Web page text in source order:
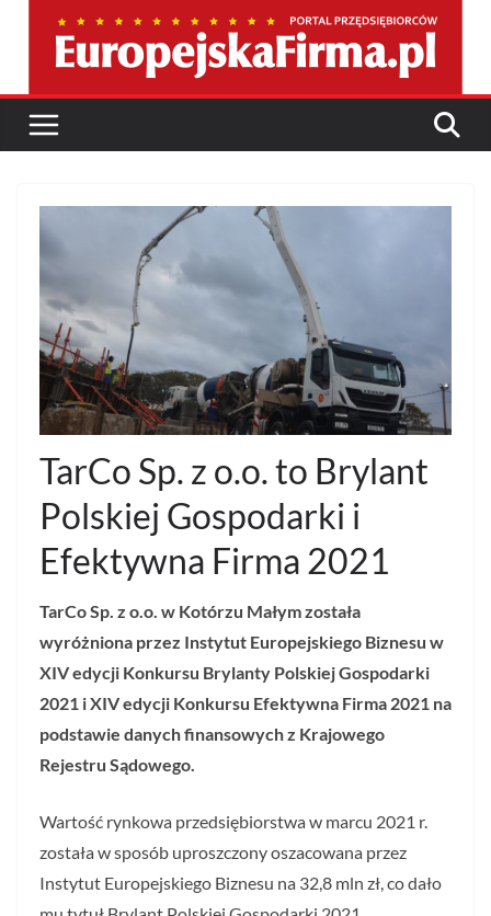
TarCo Sp. z o.o. to Brylant
Polskiej Gospodarki i
Efektywna Firma 2021
TarCo Sp. z o.o. w Kotórzu Małym została
wyróżniona przez Instytut Europejskiego Biznesu w
XIV edycji Konkursu Brylanty Polskiej Gospodarki
2021 i XIV edycji Konkursu Efektywna Firma 2021 na
podstawie danych finansowych z Krajowego
Rejestru Sądowego.
Wartość rynkowa przedsiębiorstwa w marcu 2021 r.
została w sposób uproszczony oszacowana przez
Instytut Europejskiego Biznesu na 32,8 mln zł, co dało